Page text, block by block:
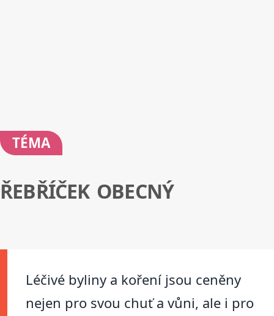
TÉMA
ŘEBŘÍČEK OBECNÝ
Léčivé byliny a koření jsou ceněny
nejen pro svou chuť a vůni, ale i pro